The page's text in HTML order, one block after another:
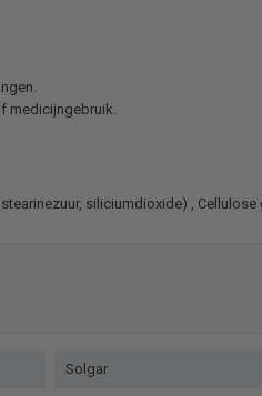
medicijngebruik.
siliciumdioxide) ,
Solgar